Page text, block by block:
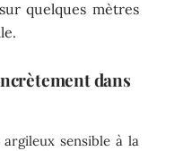
quelques mètres
dans
sensible à la